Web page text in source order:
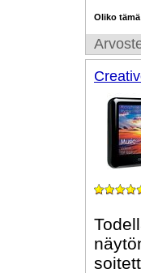
Oliko